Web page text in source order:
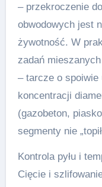
– przekroczenie
obwodowych jest
żywotność. W
zadań
– tarcze o
koncentracji
(gazobeton,
segmenty nie
Kontrola pyłu i
Cięcie i